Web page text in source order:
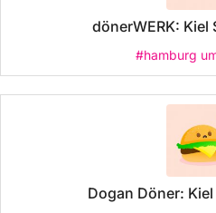
dönerWERK: Kiel
#hamburg
Dogan Döner: